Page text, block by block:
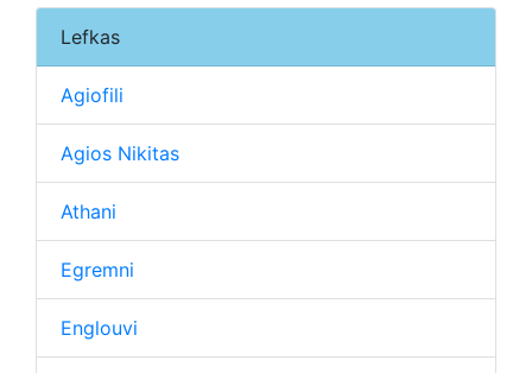
Lefkas
Agiofili
Agios Nikitas
Athani
Egremni
Englouvi